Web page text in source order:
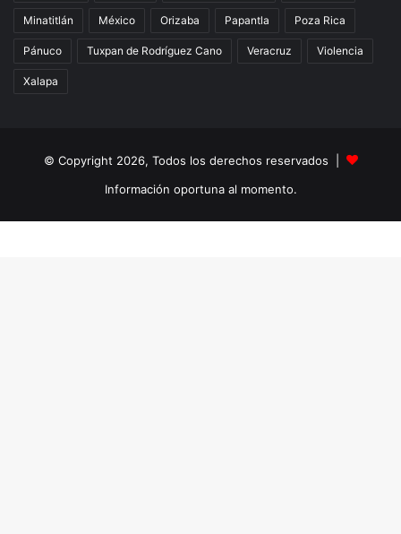
Minatitlán México Orizaba Papantla Poza Rica
Pánuco Tuxpan de Rodríguez Cano Veracruz Violencia
Xalapa
© Copyright 2026, Todos los derechos reservados |
Información oportuna al momento.